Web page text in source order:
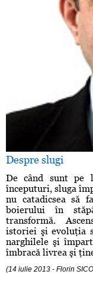
Despre slugi
De când sunt pe
începuturi, sluga
nu catadicsea să
boierului în
transformă.
istoriei şi evoluţia
narghilele şi
îmbracă livrea şi
(14 iulie 2013 - Florin